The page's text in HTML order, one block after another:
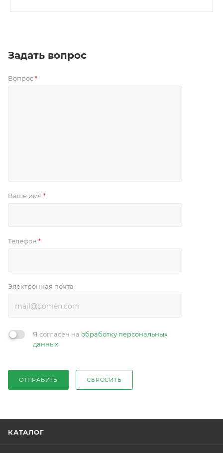
Задать вопрос
Вопрос *
Ваше имя *
Телефон *
Электронная почта
Я согласен на обработку персональных
данных
ОТПРАВИТЬ СБРОСИТЬ
КАТАЛОГ